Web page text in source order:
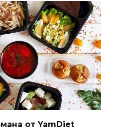
от YamDiet